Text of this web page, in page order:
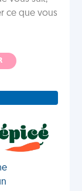
ce que vous